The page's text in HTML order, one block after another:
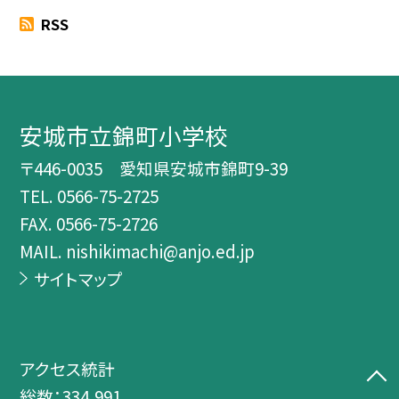
RSS
安城市立錦町小学校
〒446-0035 愛知県安城市錦町9-39
TEL. 0566-75-2725
FAX. 0566-75-2726
MAIL. nishikimachi@anjo.ed.jp
サイトマップ
アクセス統計